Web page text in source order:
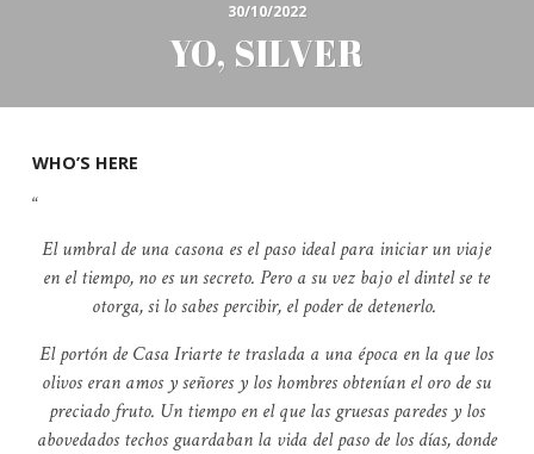
30/10/2022
YO, SILVER
WHO’S HERE
El umbral de una casona es el paso ideal para iniciar un viaje
en el tiempo, no es un secreto. Pero a su vez bajo el dintel se te
otorga, si lo sabes percibir, el poder de detenerlo.
El portón de Casa Iriarte te traslada a una época en la que los
olivos eran amos y señores y los hombres obtenían el oro de su
preciado fruto. Un tiempo en el que las gruesas paredes y los
abovedados techos guardaban la vida del paso de los días, donde